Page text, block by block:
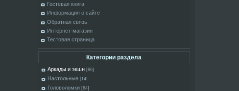
Гостевая книга
Информация о сайте
Обратная связь
Интернет-магазин
Тестовая страница
Категории раздела
Аркады и экшн [86]
Настольные [14]
Головоломки [64]